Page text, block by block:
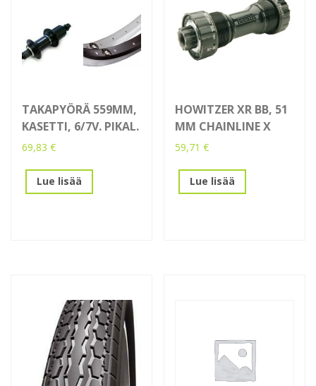
TAKAPYÖRÄ 559MM,
KASETTI, 6/7V. PIKAL.
69,83 €
Lue lisää
HOWITZER XR BB, 51
MM CHAINLINE X
59,71€
Lue lisää